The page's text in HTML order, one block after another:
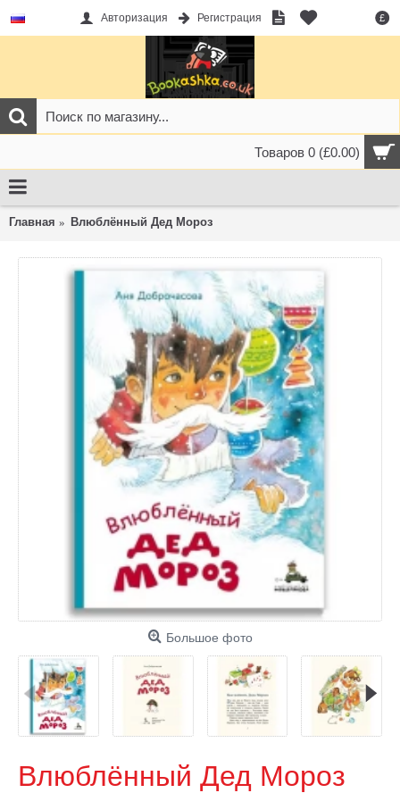
£
Авторизация Регистрация
Товаров 0 (£0.00)
Главная Влюблённый Дед Мороз
Большое фото
Влюблённый Дед Мороз